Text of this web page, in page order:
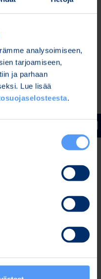
analysoimiseen,
tarjoamiseen,
ja parhaan
Lue lisää
.
sanoi Tommi
testaamista
olosuhteissa.
johtaja,
Telia Finland